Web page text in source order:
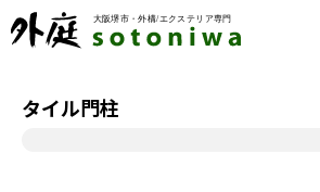
タイル門柱